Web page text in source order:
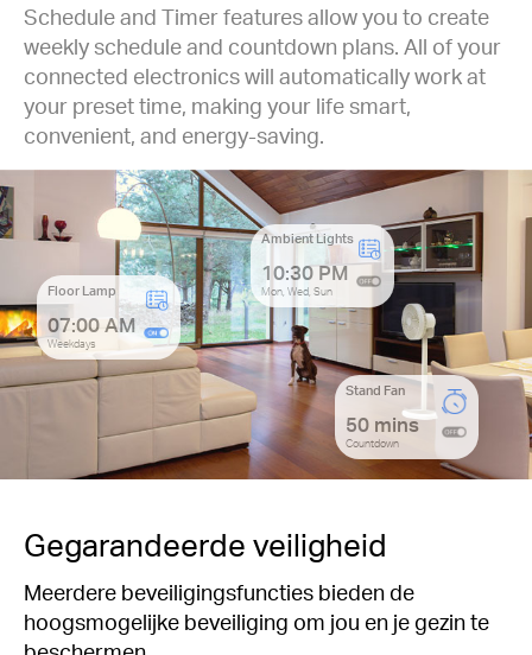
Schedule and Timer features allow you to create
weekly schedule and countdown plans. All of your
connected electronics will automatically work at
your preset time, making your life smart,
convenient, and energy-saving.
Floor Lamp
07:00 AM
Weekdays
Ambient Lights
10:30 PM
Mon, Wed, Sun
Stand Fan
50 mins
Countdown
Gegarandeerde veiligheid
Meerdere beveiligingsfuncties bieden de
hoogsmogelijke beveiliging om jou en je gezin te